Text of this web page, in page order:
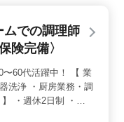
用実績があり、経
働ける職場で
勤も可能なため、
ムでの調理師
険完備〉
60代活躍中！ 【 業
洗浄 ・厨房業務・調
・週休2日制 ・社